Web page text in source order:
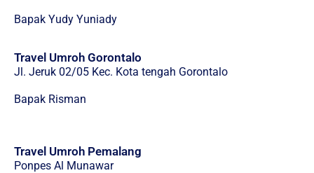
Bapak Yudy Yuniady
Travel Umroh Gorontalo
Jl. Jeruk 02/05 Kec. Kota tengah Gorontalo
Bapak Risman
Travel Umroh Pemalang
Ponpes Al Munawar